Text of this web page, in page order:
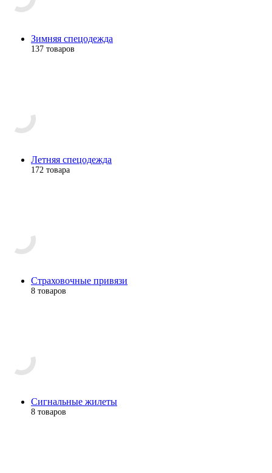
Зимняя спецодежда
137 товаров
Летняя спецодежда
172 товара
Страховочные привязи
8 товаров
Сигнальные жилеты
8 товаров